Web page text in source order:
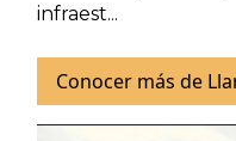
infraest...
Conocer más de